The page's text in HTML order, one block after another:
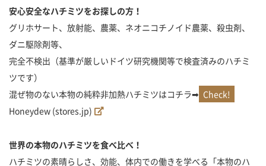
安心安全なハチミツをお探しの方！
グリホサート、放射能、農薬、ネオニコチノイド農薬、殺虫剤、
ダニ駆除剤等、
完全不検出（基準が厳しいドイツ研究機関等で検査済みのハチミ
ツです）
混ぜ物のない本物の純粋非加熱ハチミツはコチラ➡
Honeydew (stores.jp)
世界の本物のハチミツを食べ比べ！
ハチミツの素晴らしさ、効能、体内での働きを学べる「本物のハ